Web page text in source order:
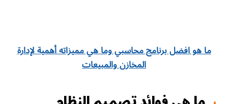
ما هو افضل برنامج محاسبي وما هي مميزاته أهمية لإدارة
المخازن والمبيعات